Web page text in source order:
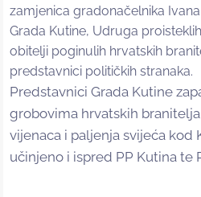
zamjenica gradonačelnika
Grada Kutine, Udruga
obitelji poginulih hrvatskih
predstavnici političkih stranaka.
Predstavnici Grada Kutine
grobovima hrvatskih
vijenaca i paljenja svijeća kod
učinjeno i ispred PP Kutina te